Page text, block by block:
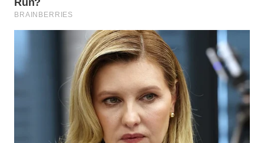
WN
NATUNA